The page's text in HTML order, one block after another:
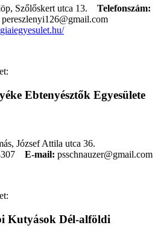
Szőlőskert utca 13. Telefonszám:
pereszlenyi126@gmail.com
Ebtenyésztők Egyesülete
József Attila utca 36.
E-mail: psschnauzer@gmail.com
Kutyások Dél-alföldi